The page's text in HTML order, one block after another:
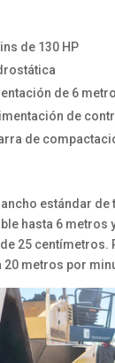
de 130 HP
de 6
de
de
estándar de
hasta 6 metros
25 centímetros.
20 metros por